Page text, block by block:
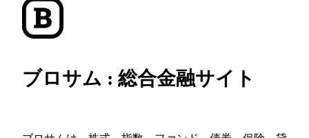
ブロサム : 総合金融サイト